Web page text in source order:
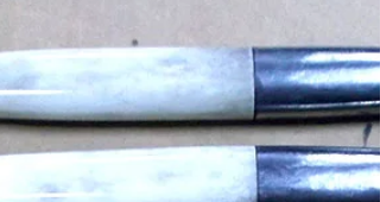
のポイントで五目釣りからスタート。 サバ、ガ
ヤ、メバル、ホッケが上がりだす。 釣れる魚の8
はサバでした。...